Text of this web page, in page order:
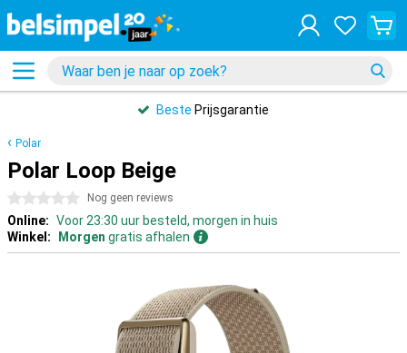
Beste Prijsgarantie
Polar
Polar Loop Beige
0 sterren Nog geen reviews
Online: Voor 23:30 uur besteld, morgen in huis
Winkel:
Morgen gratis afhalen